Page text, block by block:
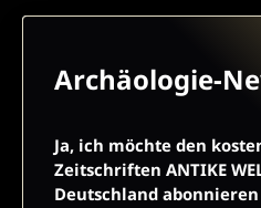
Ja, ich möchte den
Deutschland abonnierenund
meiner Kontaktdaten zum
durch den Verlag Herder ein.
Archäologie-
Ja, ich möchte den
Zeitschriften ANTIKE
Deutschland abonnieren